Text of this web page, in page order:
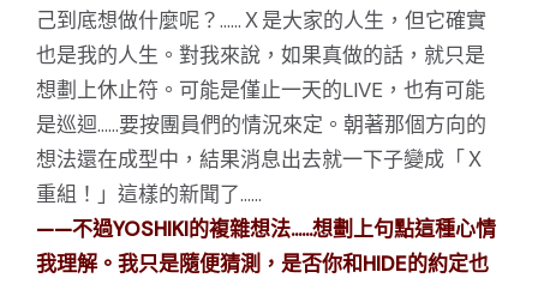
己到底想做什麼呢？……Ｘ是大家的人生，但它確實
也是我的人生。對我來說，如果真做的話，就只是
想劃上休止符。可能是僅止一天的LIVE，也有可能
是巡迴……要按團員們的情況來定。朝著那個方向的
想法還在成型中，結果消息出去就一下子變成「Ｘ
重組！」這樣的新聞了……
——不過YOSHIKI的複雜想法……想劃上句點這種心情
我理解。我只是隨便猜測，是否你和HIDE的約定也